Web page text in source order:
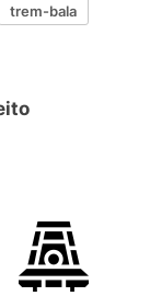
trem-bala